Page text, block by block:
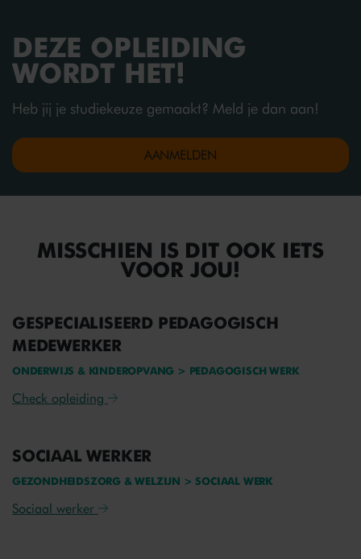
DEZE OPLEIDING
WORDT HET!
Heb jij je studiekeuze gemaakt? Meld je dan aan!
AANMELDEN
MISSCHIEN IS DIT OOK IETS
VOOR JOU!
GESPECIALISEERD PEDAGOGISCH
MEDEWERKER
ONDERWIJS & KINDEROPVANG > PEDAGOGISCH WERK
Check opleiding
SOCIAAL WERKER
GEZONDHEIDSZORG & WELZIJN > SOCIAAL WERK
Sociaal werker